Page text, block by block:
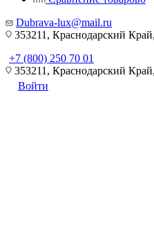
Dubrava-lux@mail.ru
353211, Краснодарский
+7 (800) 250 70 01
353211, Краснодарский
Войти